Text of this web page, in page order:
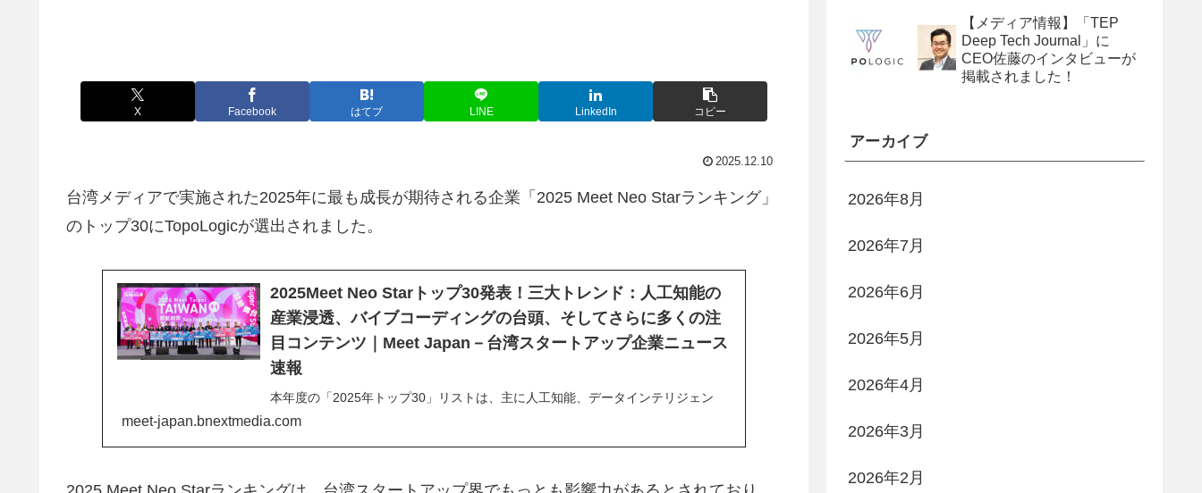
X Facebook はてブ LINE LinkedIn コピー
2025.12.10
台湾メディアで実施された2025年に最も成長が期待される企業「2025 Meet Neo Starランキング」
のトップ30にTopoLogicが選出されました。
2025Meet Neo Starトップ30発表！三大トレンド：人工知能の
産業浸透、バイブコーディングの台頭、そしてさらに多くの注
目コンテンツ｜Meet Japan－台湾スタートアップ企業ニュース
速報
本年度の「2025年トップ30」リストは、主に人工知能、データインテリジェン
ス、医療健康テクノロジーなどの分野で活躍するチームで構成されている。
meet-japan.bnextmedia.com
【メディア情報】「TEP
Deep Tech Journal」に
CEO佐藤のインタビューが
掲載されました！
アーカイブ
2026年8月
2026年7月
2026年6月
2026年5月
2026年4月
2026年3月
2026年2月